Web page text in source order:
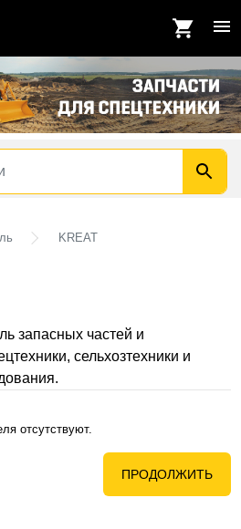
KREAT
запасных частей и
сельхозтехники и
отсутствуют.
ПРОДОЛЖИТЬ